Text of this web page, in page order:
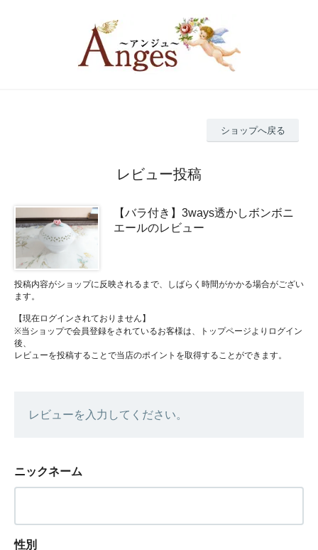
ショップへ戻る
レビュー投稿
【バラ付き】3ways透かしボンボニ
エールのレビュー
投稿内容がショップに反映されるまで、しばらく時間がかかる場合がござい
ます。
【現在ログインされておりません】
※当ショップで会員登録をされているお客様は、トップページよりログイン
後、
レビューを投稿することで当店のポイントを取得することができます。
レビューを入力してください。
ニックネーム
性別